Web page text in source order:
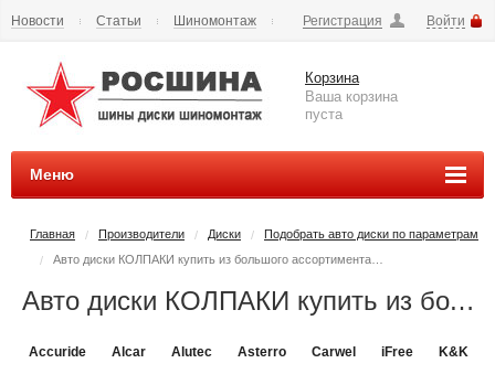
Регистрация Войти
Новости Статьи
Шиномонтаж
Вопросы и ответы
Контакты Наши реквизиты
Корзина
Ваша корзина
пуста
Меню
Главная / Производители / Диски / Подобрать авто диски по параметрам
/
Авто диски КОЛПАКИ купить из большого ассортимента товаров - РОСШИНА.РФ шины и диски во Владимире купить
Accuride Alcar Alutec Asterro Carwel iFree K&K